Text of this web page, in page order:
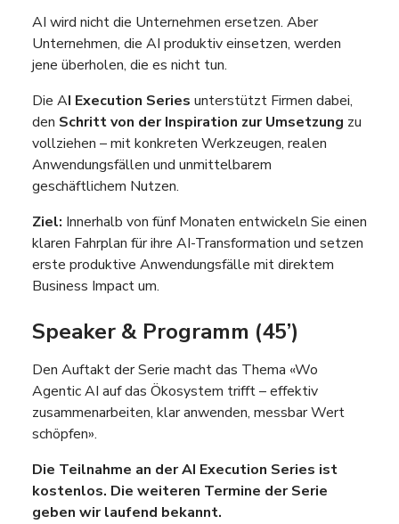
AI wird nicht die Unternehmen ersetzen. Aber
Unternehmen, die AI produktiv einsetzen, werden
jene überholen, die es nicht tun.
Die AI Execution Series unterstützt Firmen dabei,
den Schritt von der Inspiration zur Umsetzung zu
vollziehen – mit konkreten Werkzeugen, realen
Anwendungsfällen und unmittelbarem
geschäftlichem Nutzen.
Ziel: Innerhalb von fünf Monaten entwickeln Sie einen
klaren Fahrplan für ihre AI-Transformation und setzen
erste produktive Anwendungsfälle mit direktem
Business Impact um.
Speaker & Programm (45’)
Den Auftakt der Serie macht das Thema «Wo
Agentic AI auf das Ökosystem trifft – effektiv
zusammenarbeiten, klar anwenden, messbar Wert
schöpfen».
Die Teilnahme an der AI Execution Series ist
kostenlos. Die weiteren Termine der Serie
geben wir laufend bekannt.